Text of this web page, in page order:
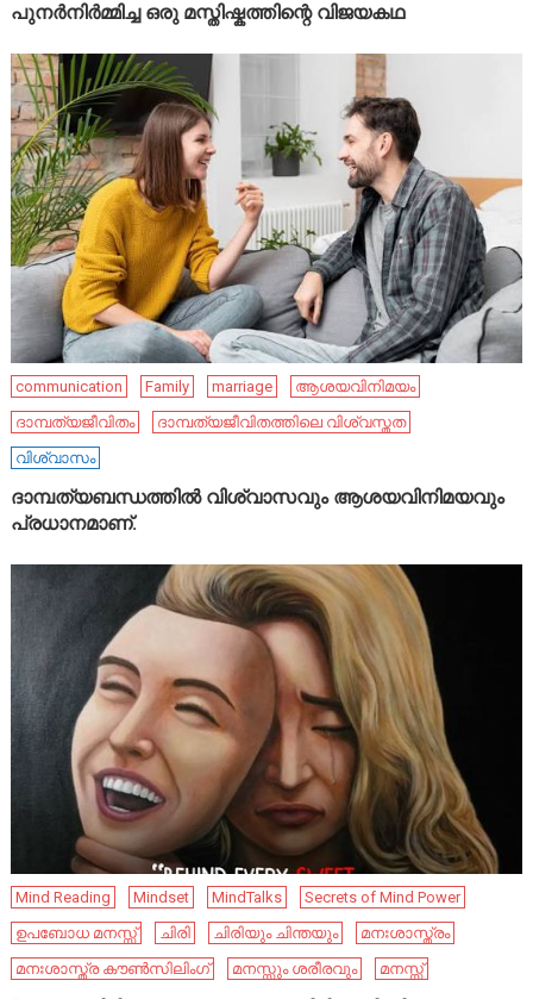
പുനർനിർമ്മിച്ച ഒരു മസ്തിഷ്കത്തിന്റെ വിജയകഥ
communication Family marriage
ആശയവിനിമയം
ദാമ്പത്യജീവിതം
ദാമ്പത്യജീവിതത്തിലെ വിശ്വസ്തത
വിശ്വാസം
ദാമ്പത്യബന്ധത്തിൽ വിശ്വാസവും ആശയവിനിമയവും
പ്രധാനമാണ്.
Mind Reading Mindset MindTalks
Secrets of Mind Power
ഉപബോധ മനസ്സ്
ചിരി ചിരിയും ചിന്തയും
മനഃശാസ്ത്രം
മനഃശാസ്ത്ര കൗൺസിലിംഗ്
മനസ്സും ശരീരവും മനസ്സ്